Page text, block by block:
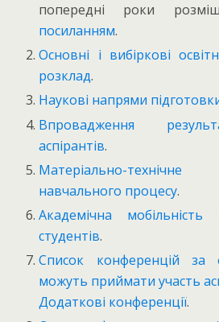
попередні роки
посиланням.
Основні і вибіркові
розклад.
Наукові напрями
Впровадження
аспірантів.
Матеріально-технічне
навчального процесу.
Академічна
студентів.
Список конференцій
можуть приймати участь
Додаткові конференції.